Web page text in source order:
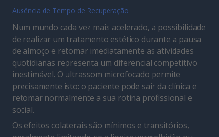
Ausência de Tempo de Recuperação
Num mundo cada vez mais acelerado, a possibilidade
de realizar um tratamento estético durante a pausa
de almoço e retomar imediatamente as atividades
quotidianas representa um diferencial competitivo
inestimável. O ultrassom microfocado permite
precisamente isto: o paciente pode sair da clínica e
retomar normalmente a sua rotina profissional e
social.
Os efeitos colaterais são mínimos e transitórios,